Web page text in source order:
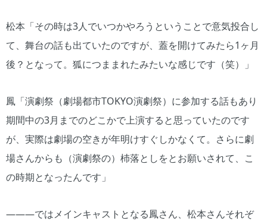
松本「その時は3人でいつかやろうということで意気投合し
て、舞台の話も出ていたのですが、蓋を開けてみたら1ヶ月
後？となって。狐につままれたみたいな感じです（笑）」
鳳「演劇祭（劇場都市TOKYO演劇祭）に参加する話もあり
期間中の3月までのどこかで上演すると思っていたのです
が、実際は劇場の空きが年明けすぐしかなくて。さらに劇
場さんからも（演劇祭の）杮落としをとお願いされて、こ
の時期となったんです」
―――ではメインキャストとなる鳳さん、松本さんそれぞ